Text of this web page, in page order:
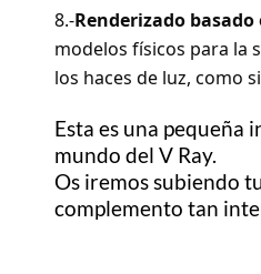
8.-Renderizado basado
modelos físicos para la
los haces de luz, como
Esta es una pequeña
mundo del V Ray.
Os iremos subiendo
complemento tan